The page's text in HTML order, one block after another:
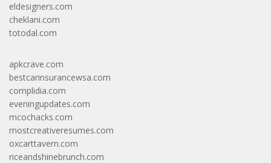
eldesigners.com
cheklani.com
totodal.com
apkcrave.com
bestcarinsurancewsa.com
complidia.com
eveningupdates.com
mcochacks.com
mostcreativeresumes.com
oxcarttavern.com
riceandshinebrunch.com